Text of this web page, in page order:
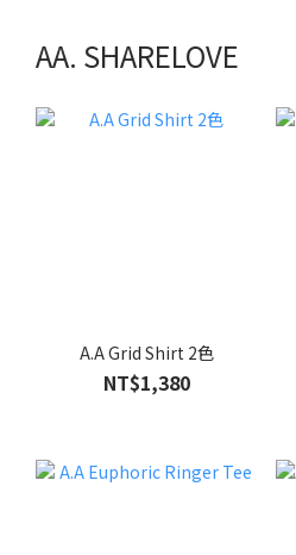
AA. SHARELOVE
A.A Grid Shirt 2色
NT$1,380